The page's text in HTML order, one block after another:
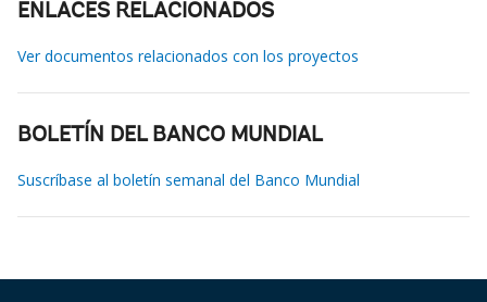
ENLACES RELACIONADOS
Ver documentos relacionados con los proyectos
BOLETÍN DEL BANCO MUNDIAL
Suscríbase al boletín semanal del Banco Mundial